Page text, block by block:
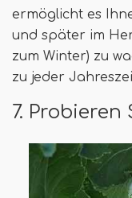
ermöglicht es
und später im
zum Winter) zu
zu jeder
7. Probieren